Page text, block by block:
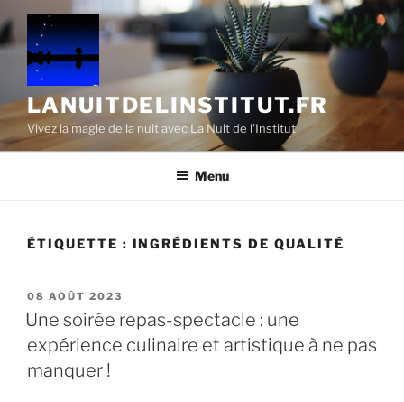
Aller
au
contenu
principal
LANUITDELINSTITUT.FR
Vivez la magie de la nuit avec La Nuit de l'Institut
Menu
ÉTIQUETTE : INGRÉDIENTS DE QUALITÉ
PUBLIÉ
LE
08 AOÛT 2023
Une soirée repas-spectacle : une
expérience culinaire et artistique à ne pas
manquer !